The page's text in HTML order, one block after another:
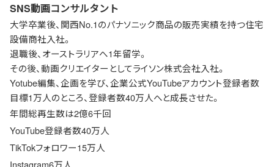
SNS動画コンサルタント
大学卒業後、関西No.1のパナソニック商品の販売実績を持つ住宅
設備商社入社。
退職後、オーストラリアへ1年留学。
その後、動画クリエイターとしてライソン株式会社入社。
Yotube編集、企画を学び、企業公式YouTubeアカウント登録者数
目標1万人のところ、登録者数40万人へと成長させた。
年間総再生数は2億6千回
YouTube登録者数40万人
TikTokフォロワー15万人
Instagram6万人